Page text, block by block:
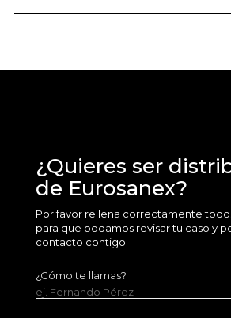
¿Quieres ser
de Eurosanex?
Por favor rellena correctamente
para que podamos revisar tu caso y
contacto contigo.
¿Cómo te llamas?
ej. Fernando Pérez